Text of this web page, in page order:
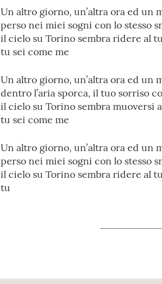
Un altro giorno, un’altra ora ed un
perso nei miei sogni con lo stesso
il cielo su Torino sembra ridere al
tu sei come me
Un altro giorno, un’altra ora ed un
dentro l’aria sporca, il tuo sorriso
il cielo su Torino sembra muoversi
tu sei come me
Un altro giorno, un’altra ora ed un
perso nei miei sogni con lo stesso
il cielo su Torino sembra ridere al
tu